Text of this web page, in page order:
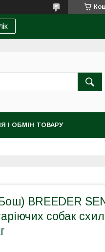
І ОБМІН ТОВАРУ
BREEDER
собак